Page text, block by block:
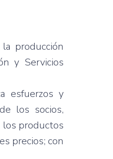
producción
y Servicios
esfuerzos y
de los socios,
los productos
precios; con